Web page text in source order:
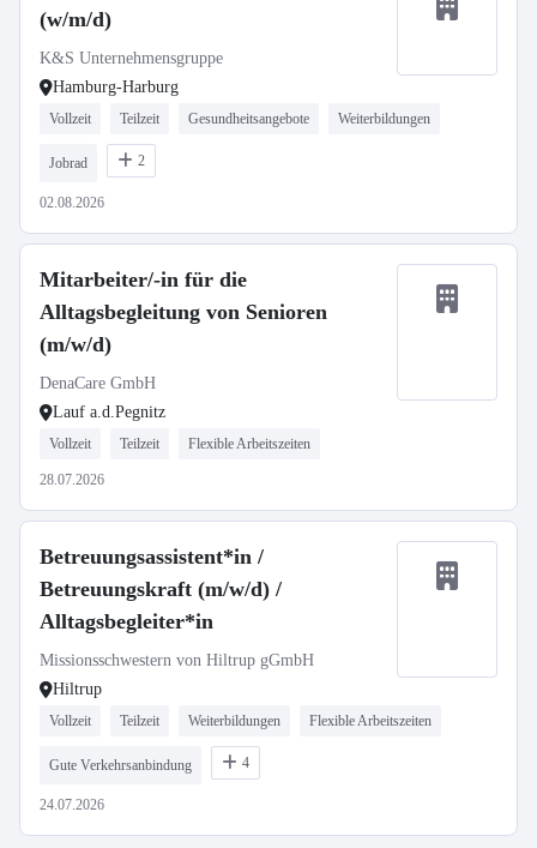
(w/m/d)
K&S Unternehmensgruppe
Hamburg-Harburg
Vollzeit Teilzeit Gesundheitsangebote Weiterbildungen
Jobrad 2
02.08.2026
Mitarbeiter/-in für die
Alltagsbegleitung von Senioren
(m/w/d)
DenaCare GmbH
Lauf a.d.Pegnitz
Vollzeit Teilzeit Flexible Arbeitszeiten
28.07.2026
Betreuungsassistent*in /
Betreuungskraft (m/w/d) /
Alltagsbegleiter*in
Missionsschwestern von Hiltrup gGmbH
Hiltrup
Vollzeit Teilzeit Weiterbildungen Flexible Arbeitszeiten
Gute Verkehrsanbindung 4
24.07.2026